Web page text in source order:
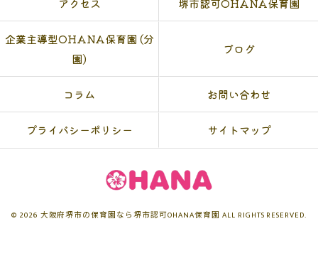
アクセス 堺市認可OHANA保育園
企業主導型OHANA保育園 (分
園)
ブログ
コラム お問い合わせ
プライバシーポリシー サイトマップ
© 2026 大阪府堺市の保育園なら堺市認可OHANA保育園 ALL RIGHTS RESERVED.